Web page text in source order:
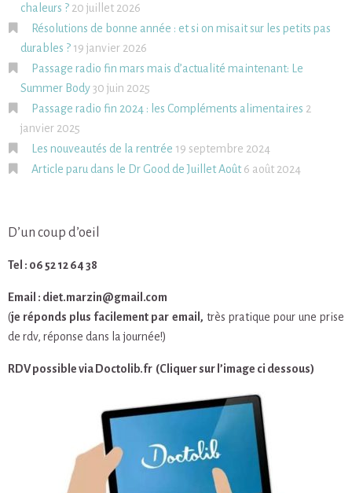
chaleurs ? 20 juillet 2026
Résolutions de bonne année : et si on misait sur les petits pas
durables ? 19 janvier 2026
Passage radio fin mars mais d’actualité maintenant: Le
Summer Body30 juin 2025
Passage radio fin 2024 : les Compléments alimentaires 2
janvier 2025
Les nouveautés de la rentrée 19 septembre 2024
Article paru dans le Dr Good de Juillet Août 6 août 2024
D’un coup d’oeil
Tel : 06 52 12 64 38
Email : diet.marzin@gmail.com
(je réponds plus facilement par email, très pratique pour une prise
de rdv, réponse dans la journée!)
RDV possible via Doctolib.fr (Cliquer sur l’image ci dessous)